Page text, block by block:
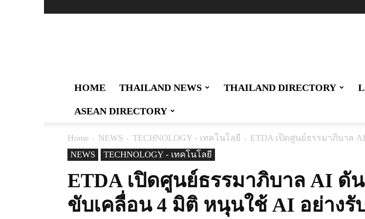
ข่าวสาร
เทคโนโลยี
สื่อสาร
คมนาคม
งาน
และ
ด้าน
โล
จิ
สติ
HOME THAILAND NEWS THAILAND DIRECTORY
ASEAN DIRECTORY
Home NEWS TECHNOLOGY - เทคโนโลยี
ETDA เปิดศูนย์ธรรมาภิบาล
NEWS
TECHNOLOGY - เทคโนโลยี
ETDA เปิดศูนย์ธรรมาภิบาล AI ดั
ขับเคลื่อน 4 มิติ หนุนใช้ AI อย่างรั